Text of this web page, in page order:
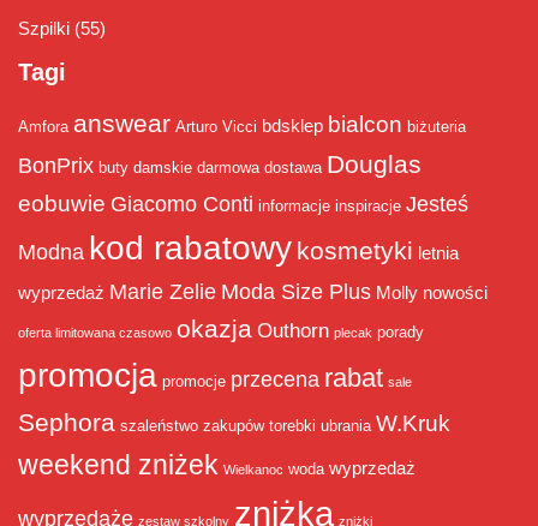
Szpilki (55)
Tagi
Amfora answear Arturo Vicci bdsklep bialcon biżuteria
BonPrix buty damskie darmowa dostawa Douglas
eobuwie Giacomo Conti informacje inspiracje Jesteś
Modna kod rabatowy kosmetyki letnia
wyprzedaż Marie Zelie Moda Size Plus Molly nowości
oferta limitowana czasowo okazja Outhorn plecak porady
promocja promocje przecena rabat sale
Sephora szaleństwo zakupów torebki ubrania W.Kruk
weekend zniżek Wielkanoc woda wyprzedaż
wyprzedaże zestaw szkolny zniżka zniżki